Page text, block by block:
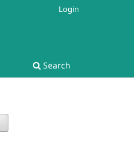
Search
Login